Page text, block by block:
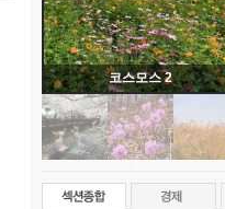
코스모스 2